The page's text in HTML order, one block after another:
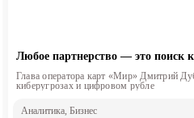
Любое партнерство — это поиск
Глава оператора карт «Мир» Дмитрий
киберугрозах и цифровом рубле
Аналитика, Бизнес